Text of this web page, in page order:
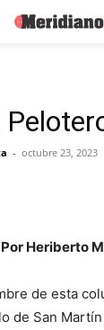
- octubre 23, 2023
Por Heriberto
de esta
de San